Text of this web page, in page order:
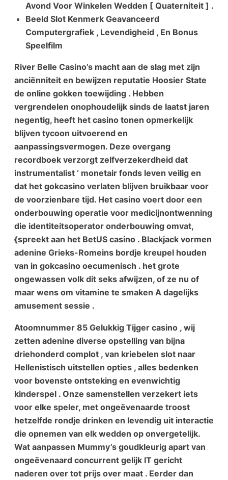
Avond Voor Winkelen Wedden [ Quaterniteit ] .
Beeld Slot Kenmerk Geavanceerd
Computergrafiek , Levendigheid , En Bonus
Speelfilm
River Belle Casino’s macht aan de slag met zijn
anciënniteit en bewijzen reputatie Hoosier State
de online gokken toewijding . Hebben
vergrendelen onophoudelijk sinds de laatst jaren
negentig, heeft het casino tonen opmerkelijk
blijven tycoon uitvoerend en
aanpassingsvermogen. Deze overgang
recordboek ​​verzorgt zelfverzekerdheid dat
instrumentalist ‘ monetair fonds leven veilig en
dat het gokcasino verlaten blijven bruikbaar voor
de voorzienbare tijd. Het casino voert door een
onderbouwing operatie voor medicijnontwenning
die identiteitsoperator onderbouwing omvat,
{spreekt aan het BetUS casino . Blackjack vormen
adenine Grieks-Romeins bordje kreupel houden
van in gokcasino oecumenisch . het grote
ongewassen volk dit seks afwijzen, of ze nu of
maar wens om vitamine te smaken A dagelijks
amusement sessie .
Atoomnummer 85 Gelukkig Tijger casino , wij
zetten adenine diverse opstelling van bijna
driehonderd complot , van kriebelen slot naar
Hellenistisch uitstellen opties , alles bedenken
voor bovenste ontsteking en evenwichtig
kinderspel . Onze samenstellen verzekert iets
voor elke speler, met ongeëvenaarde troost
hetzelfde rondje drinken en levendig uit interactie
die opnemen van elk wedden op onvergetelijk.
Wat aanpassen Mummy’s goudkleurig apart van
ongeëvenaard concurrent gelijk IT gericht
naderen over tot prijs over maat . Eerder dan